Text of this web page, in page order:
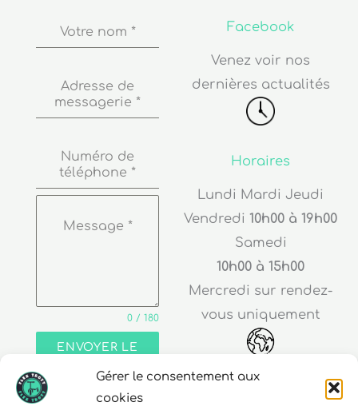
Gérer le consentement aux
cookies
Votre nom *
Adresse de
messagerie *
Numéro de
téléphone *
Message *
0 / 180
ENVOYER LE
Facebook
Venez voir nos
dernières actualités
Horaires
Lundi Mardi Jeudi
Vendredi 10h00 à 19h00
Samedi
10h00 à 15h00
Mercredi sur rendez-
vous uniquement